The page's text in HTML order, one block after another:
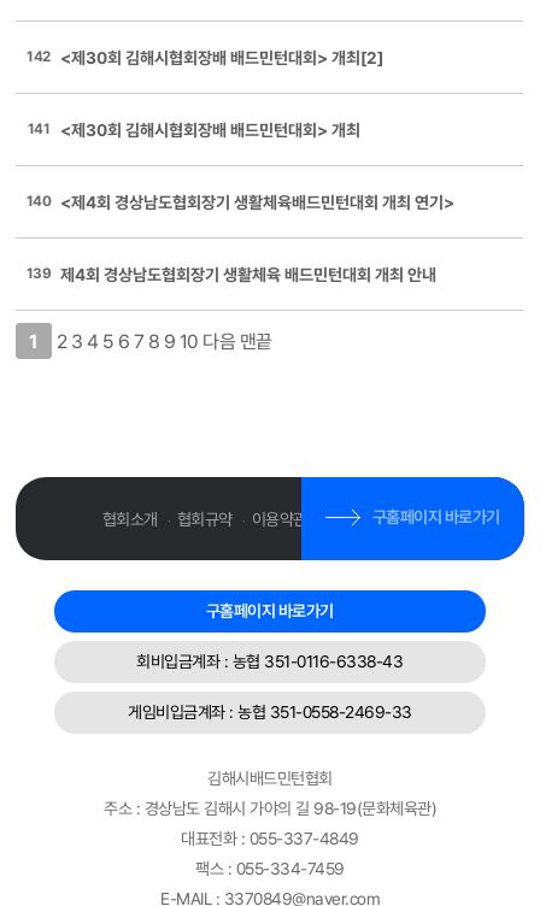
142 <제30회 김해시협회장배 배드민턴대회> 개최[2]
141 <제30회 김해시협회장배 배드민턴대회> 개최
140 <제4회 경상남도협회장기 생활체육배드민턴대회 개최 연기>
139 제4회 경상남도협회장기 생활체육 배드민턴대회 개최 안내
1 2 3 4 5 6 7 8 9 10 다음 맨끝
구홈페이지 바로가기
협회소개 · 협회규약 · 이용약관 개인정보취급방침
구홈페이지 바로가기
회비입금계좌 : 농협 351-0116-6338-43
게임비입금계좌 : 농협 351-0558-2469-33
김해시배드민턴협회
주소 : 경상남도 김해시 가야의 길 98-19(문화체육관)
대표전화 : 055-337-4849
팩스 : 055-334-7459
E-MAIL : 3370849@naver.com